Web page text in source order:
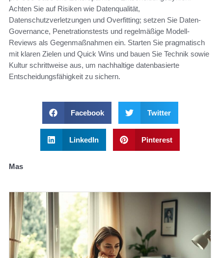
Achten Sie auf Risiken wie Datenqualität,
Datenschutzverletzungen und Overfitting; setzen Sie Daten-
Governance, Penetrationstests und regelmäßige Modell-
Reviews als Gegenmaßnahmen ein. Starten Sie pragmatisch
mit klaren Zielen und Quick Wins und bauen Sie Technik sowie
Kultur schrittweise aus, um nachhaltige datenbasierte
Entscheidungsfähigkeit zu sichern.
Facebook Twitter
LinkedIn Pinterest
Mas